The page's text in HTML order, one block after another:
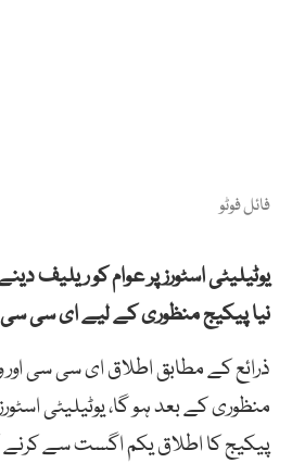
فائل فوٹو
یوٹیلیٹی اسٹورز پر عوام کو ریلیف
نیا پیکیج منظوری کے لیے ای سی سی
ذرائع کے مطابق اطلاق ای سی سی اور
منظوری کے بعد ہو گا، یوٹیلیٹی
پیکیج کا اطلاق یکم اگست سے